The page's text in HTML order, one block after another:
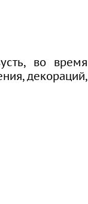
во время
декораций,